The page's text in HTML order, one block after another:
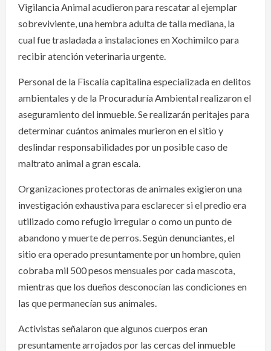
Vigilancia Animal acudieron para rescatar al ejemplar
sobreviviente, una hembra adulta de talla mediana, la
cual fue trasladada a instalaciones en Xochimilco para
recibir atención veterinaria urgente.
Personal de la Fiscalía capitalina especializada en delitos
ambientales y de la Procuraduría Ambiental realizaron el
aseguramiento del inmueble. Se realizarán peritajes para
determinar cuántos animales murieron en el sitio y
deslindar responsabilidades por un posible caso de
maltrato animal a gran escala.
Organizaciones protectoras de animales exigieron una
investigación exhaustiva para esclarecer si el predio era
utilizado como refugio irregular o como un punto de
abandono y muerte de perros. Según denunciantes, el
sitio era operado presuntamente por un hombre, quien
cobraba mil 500 pesos mensuales por cada mascota,
mientras que los dueños desconocían las condiciones en
las que permanecían sus animales.
Activistas señalaron que algunos cuerpos eran
presuntamente arrojados por las cercas del inmueble